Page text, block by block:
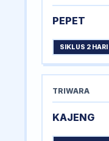
PEPET
SIKLUS 2 HARI
TRIWARA
KAJENG